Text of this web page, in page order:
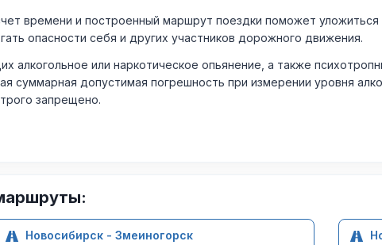
времени и построенный маршрут поездки поможет уложиться
опасности себя и других участников дорожного движения.
алкогольное или наркотическое опьянение, а также
допустимая погрешность при измерении уровня
запрещено.
Новосибирск - Змеиногорск